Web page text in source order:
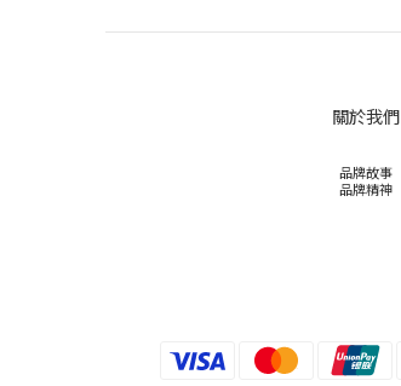
關於我們
品牌故事
品牌精神